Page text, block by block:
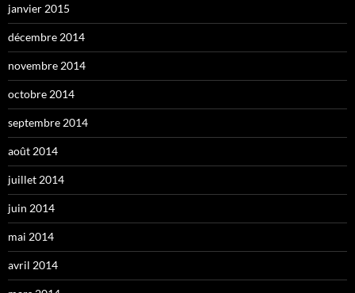
janvier 2015
décembre 2014
novembre 2014
octobre 2014
septembre 2014
août 2014
juillet 2014
juin 2014
mai 2014
avril 2014